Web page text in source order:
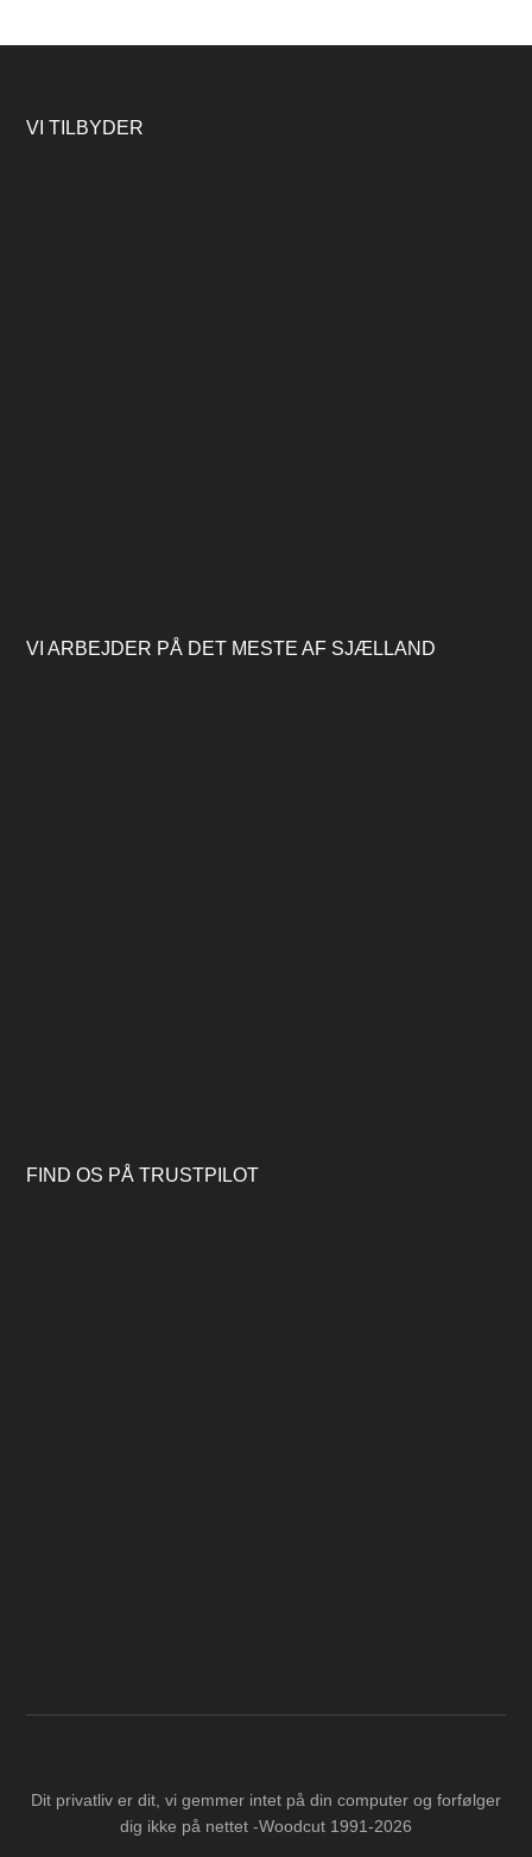
Footer
VI TILBYDER
VI ARBEJDER PÅ DET MESTE AF SJÆLLAND
FIND OS PÅ TRUSTPILOT
Dit privatliv er dit, vi gemmer intet på din computer og forfølger
dig ikke på nettet -Woodcut 1991-2026